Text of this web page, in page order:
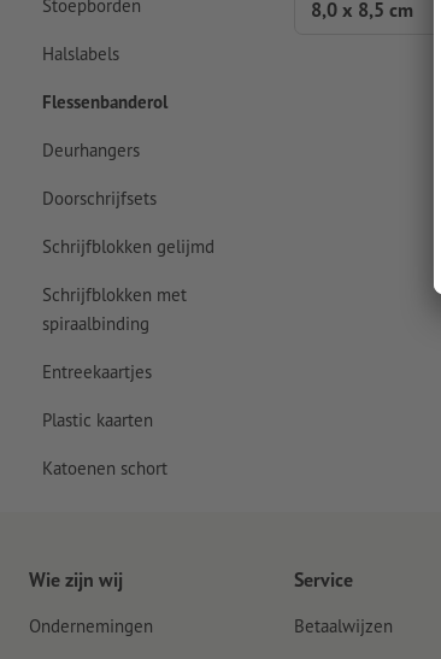
Stoepborden
Halslabels
Flessenbanderol
Deurhangers
Doorschrijfsets
Schrijfblokken gelijmd
Schrijfblokken met
spiraalbinding
Entreekaartjes
Plastic kaarten
Katoenen schort
8,0 x 8,5 cm
Wie zijn wij
Ondernemingen
Service
Betaalwijzen